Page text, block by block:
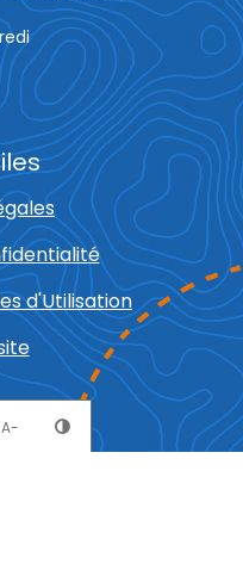
maille texte
A- Réduire le texte
Changer le
d'Utilisation